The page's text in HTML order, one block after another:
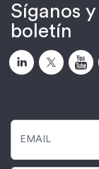
Síganos
boletín